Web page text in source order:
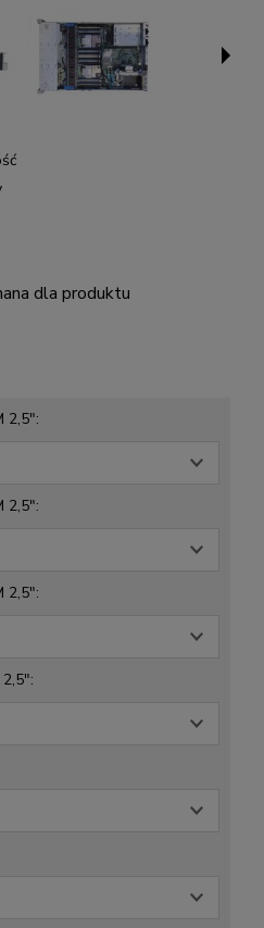
dla produktu
2,5":
2,5":
2,5":